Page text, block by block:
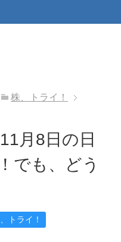
株、トライ！
月8日の日
でも、どう
トライ！